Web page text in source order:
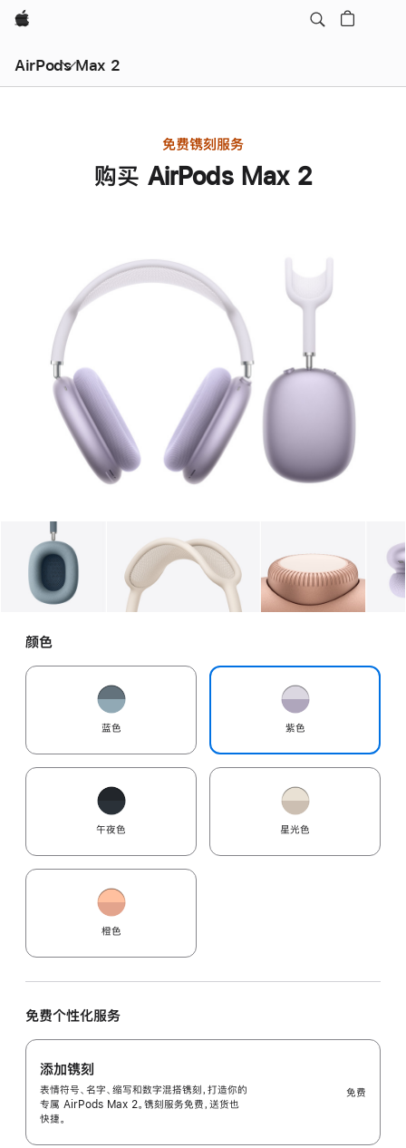
Apple
AirPods Max 2
免费镌刻服务
购买 AirPods Max 2
图库 1 图库 图像 图库 图像
颜色
蓝色 紫色
午夜色 星光色
橙色
免费个性化服务
添加镌刻
表情符号、名字、缩写和数字混搭镌刻，打造你的
专属 AirPods Max 2。镌刻服务免费，送货也
快捷。
免费